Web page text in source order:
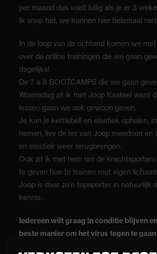
per maand dus voelt lullig als je er 3
Ik snap het, we kunnen hier helemaal
In de loop van de ochtend komen we
over de online trainingen die we gaan
dagelijks!
De 7 a 8 BOOTCAMPS die we gaan
Woensdag zit ik met Joop Kasteel want
lessen gaan we ook gewoon geven.
Je kan je kettlebell en elastiek ophalen,
nemen, live de les van Joop meedoen en
en elastiek weer terugbrengen.
Ook zit ik met hem om de krachtsporters
te geven hoe te trainen met eigen
Joop is daar zo’n topsporter in natuurlijk
kennis .
Iedereen wilt graag in conditie blijven
beste manier om het virus tegen te